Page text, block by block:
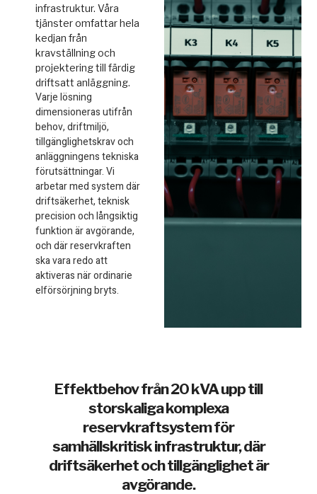
infrastruktur. Våra
tjänster omfattar hela
kedjan från
kravställning och
projektering till färdig
driftsatt anläggning.
Varje lösning
dimensioneras utifrån
behov, driftmiljö,
tillgänglighetskrav och
anläggningens tekniska
förutsättningar. Vi
arbetar med system där
driftsäkerhet, teknisk
precision och långsiktig
funktion är avgörande,
och där reservkraften
ska vara redo att
aktiveras när ordinarie
elförsörjning bryts.
Effektbehov från 20 kVA upp till
storskaliga komplexa
reservkraftsystem för
samhällskritisk infrastruktur, där
driftsäkerhet och tillgänglighet är
avgörande.